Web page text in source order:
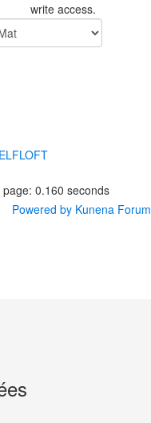
write access.
0.160 seconds
Powered by Kunena Forum